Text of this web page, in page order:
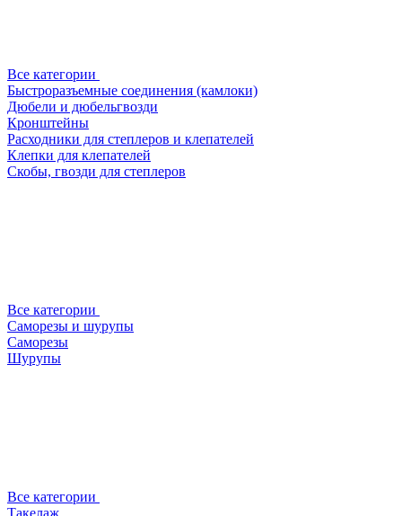
Все категории
Быстроразъемные соединения (камлоки)
Дюбели и дюбельгвозди
Кронштейны
Расходники для степлеров и клепателей
Клепки для клепателей
Скобы, гвозди для степлеров
Все категории
Саморезы и шурупы
Саморезы
Шурупы
Все категории
Такелаж